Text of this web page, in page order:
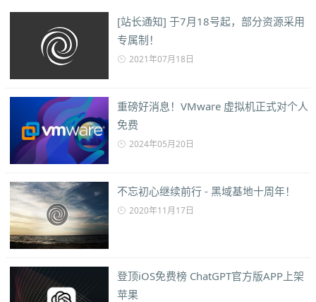
[站长通知] 于7月18号起，部分资源采用
专属制！
2021年07月18日
重磅好消息！VMware 虚拟机正式对个人
免费
2024年05月20日
不忘初心继续前行 - 黑域基地十周年！
2020年11月17日
登顶iOS免费榜 ChatGPT官方版APP上架
苹果